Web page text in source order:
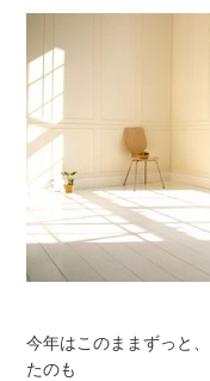
今年はこのままずっと
たのも